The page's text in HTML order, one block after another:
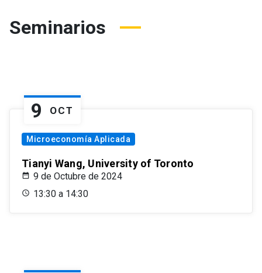
Seminarios
9 OCT
Microeconomía Aplicada
Tianyi Wang, University of Toronto
9 de Octubre de 2024
13:30 a 14:30